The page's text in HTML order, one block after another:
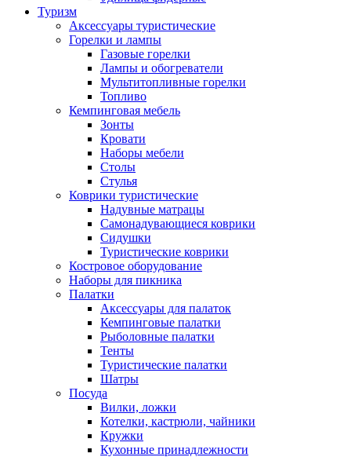
Туризм
Аксессуары туристические
Горелки и лампы
Газовые горелки
Лампы и обогреватели
Мультитопливные горелки
Топливо
Кемпинговая мебель
Зонты
Кровати
Наборы мебели
Столы
Стулья
Коврики туристические
Надувные матрацы
Самонадувающиеся коврики
Сидушки
Туристические коврики
Костровое оборудование
Наборы для пикника
Палатки
Аксессуары для палаток
Кемпинговые палатки
Рыболовные палатки
Тенты
Туристические палатки
Шатры
Посуда
Вилки, ложки
Котелки, кастрюли, чайники
Кружки
Кухонные принадлежности